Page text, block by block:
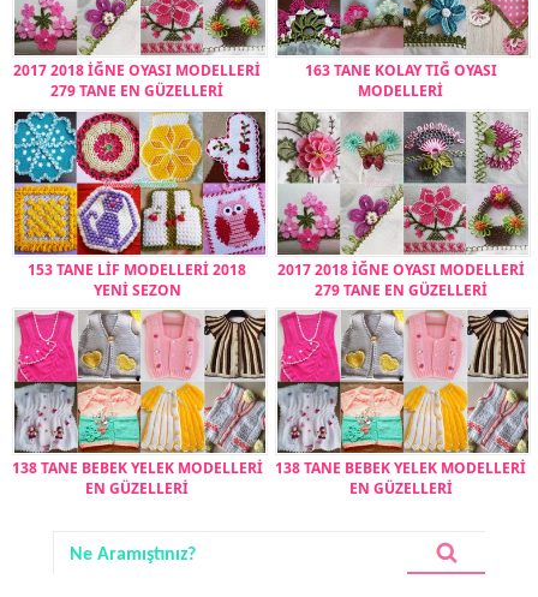
2017 2018 İĞNE OYASI MODELLERİ
279 TANE EN GÜZELLERİ
163 TANE KOLAY TIĞ OYASI
MODELLERİ
153 TANE LİF MODELLERİ 2018
YENİ SEZON
2017 2018 İĞNE OYASI MODELLERİ
279 TANE EN GÜZELLERİ
138 TANE BEBEK YELEK MODELLERİ
EN GÜZELLERİ
138 TANE BEBEK YELEK MODELLERİ
EN GÜZELLERİ